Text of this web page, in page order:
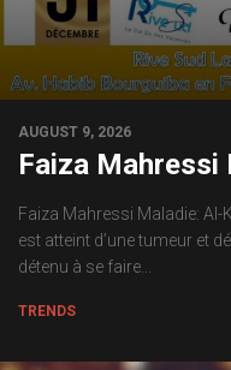
AUGUST 9, 2026
Faiza Mahressi
Faiza Mahressi Maladie: Al-
est atteint d’une tumeur et
détenu à se faire...
TRENDS